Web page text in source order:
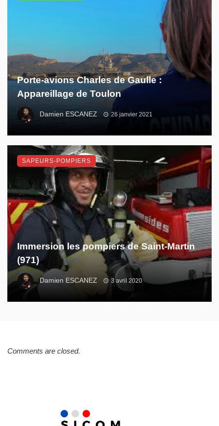
Porte-avions Charles de Gaulle :
Appareillage de Toulon
Damien ESCANEZ 26 janvier 2021
Immersion les pompiers de Saint-Martin
(971)
Damien ESCANEZ 3 avril 2020
SAPEURS-POMPIERS
Comments are closed.